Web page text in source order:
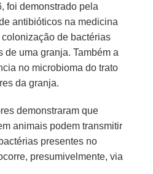
foi demonstrado pela
antibióticos na medicina
de bactérias
de uma granja. Também a
no microbioma do trato
da granja.
demonstraram que
animais podem transmitir
presentes no
presumivelmente, via